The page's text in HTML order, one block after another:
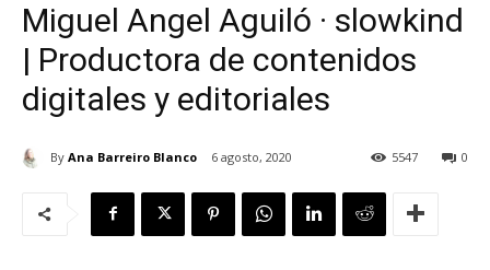
Miguel Angel Aguiló · slowkind
| Productora de contenidos
digitales y editoriales
By Ana Barreiro Blanco 6 agosto, 2020 0
5547